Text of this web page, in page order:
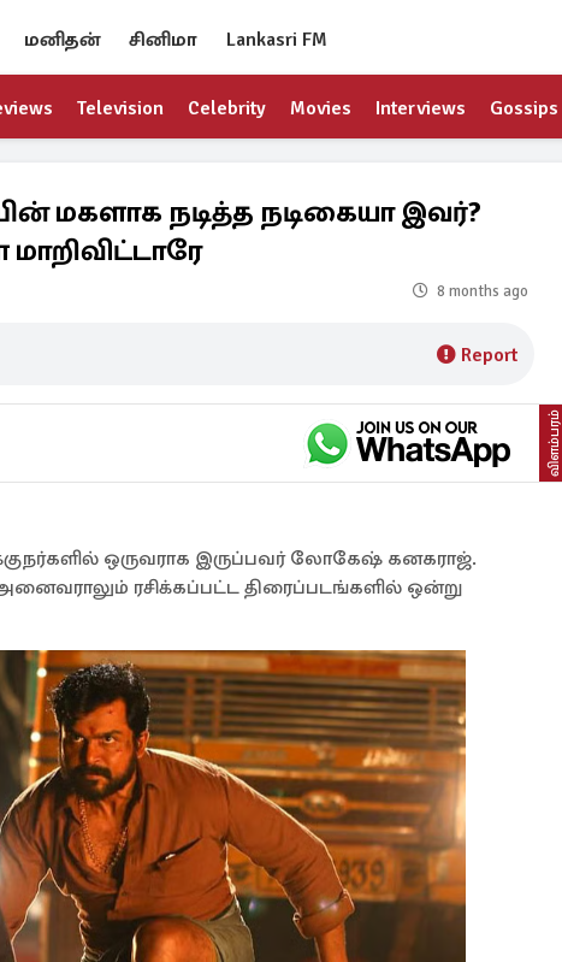
மனிதன் சினிமா Lankasri FM
Television Celebrity Movies Interviews Gossips
மகளாக நடித்த நடிகையா இவர்?
8 months ago
Report
விளம்பரம்
ஒருவராக இருப்பவர் லோகேஷ் கனகராஜ்.
ரசிக்கப்பட்ட திரைப்படங்களில் ஒன்று